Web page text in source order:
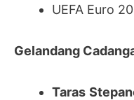
UEFA Euro
Gelandang
Taras